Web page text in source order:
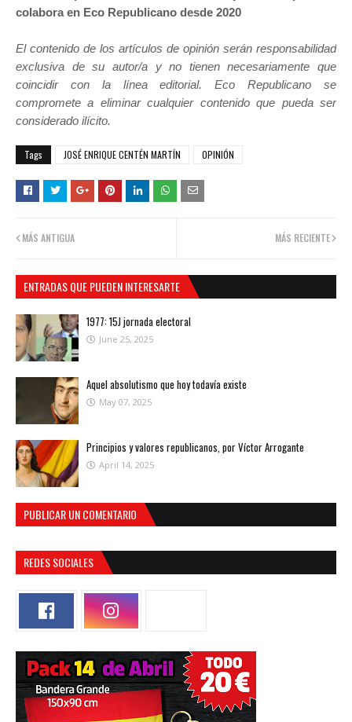
colabora en Eco Republicano desde 2020
El contenido de los artículos de opinión serán responsabilidad
exclusiva de su autor/a y no tienen necesariamente que
coincidir con la línea editorial. Eco Republicano se
compromete a eliminar cualquier contenido que pueda ser
considerado ilícito.
Tags JOSÉ ENRIQUE CENTÉN MARTÍN OPINIÓN
MÁS RECIENTE
MÁS ANTIGUA
ENTRADAS QUE PUEDEN INTERESARTE
1977: 15J jornada electoral
June 25, 2025
Aquel absolutismo que hoy todavía existe
May 07, 2025
Principios y valores republicanos, por Víctor Arrogante
April 14, 2025
PUBLICAR UN COMENTARIO
REDES SOCIALES